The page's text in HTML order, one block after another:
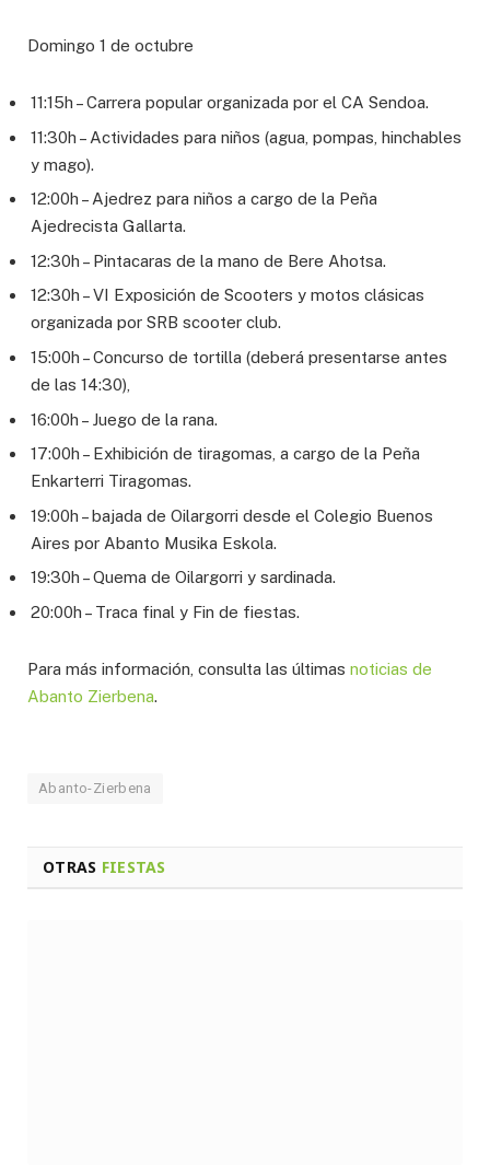
Domingo 1 de octubre
11:15h – Carrera popular organizada por el CA Sendoa.
11:30h – Actividades para niños (agua, pompas, hinchables
y mago).
12:00h – Ajedrez para niños a cargo de la Peña
Ajedrecista Gallarta.
12:30h – Pintacaras de la mano de Bere Ahotsa.
12:30h – VI Exposición de Scooters y motos clásicas
organizada por SRB scooter club.
15:00h – Concurso de tortilla (deberá presentarse antes
de las 14:30),
16:00h – Juego de la rana.
17:00h – Exhibición de tiragomas, a cargo de la Peña
Enkarterri Tiragomas.
19:00h – bajada de Oilargorri desde el Colegio Buenos
Aires por Abanto Musika Eskola.
19:30h – Quema de Oilargorri y sardinada.
20:00h – Traca final y Fin de fiestas.
Para más información, consulta las últimas noticias de
Abanto Zierbena.
Abanto-Zierbena
OTRAS FIESTAS